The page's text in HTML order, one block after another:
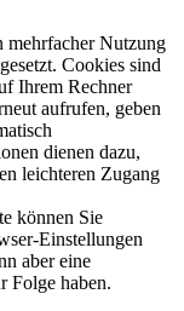
mehrfacher Nutzung
Cookies sind
Ihrem Rechner
aufrufen, geben
dienen dazu,
leichteren Zugang
können Sie
Einstellungen
aber eine
Folge haben.